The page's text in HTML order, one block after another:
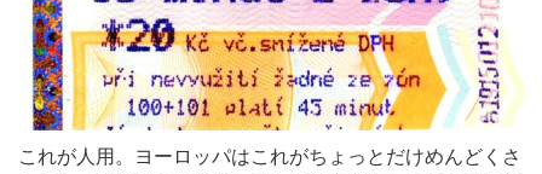
これが人用。ヨーロッパはこれがちょっとだけめんどくさ